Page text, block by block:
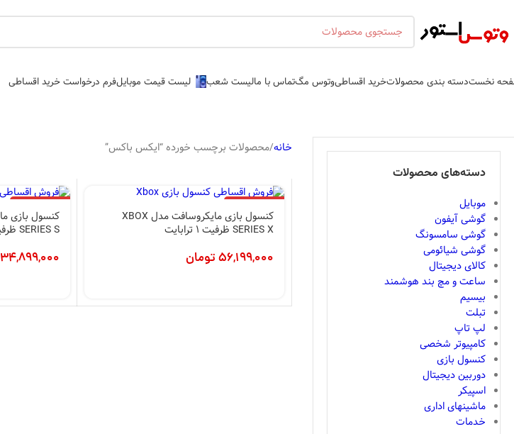
نخستدسته بندی محصولاتخرید اقساطیوتوس مگتماس با مالیست شعب لیست قیمت موبایلفرم درخواست خرید اقساطی
دسته‌های محصولات
موبایل
گوشی آیفون
گوشی سامسونگ
گوشی شیائومی
کالای دیجیتال
ساعت و مچ بند هوشمند
بیسیم
تبلت
لپ تاپ
کامپیوتر شخصی
کنسول بازی
دوربین دیجیتال
اسپیکر
ماشینهای اداری
خدمات
خانه محصولات برچسب خورده “ایکس باکس”
کنسول بازی مایکروسافت مدل XBOX
SERIES X ظرفیت 1 ترابایت
56,199,000تومان
SERIES S ظرفیت 1 ترابایت
34,899,000